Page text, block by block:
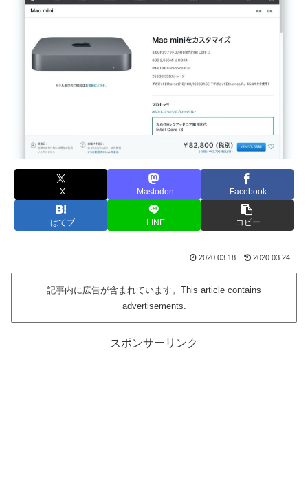
X Mastodon Facebook
はてブ LINE コピー
2020.03.18 2020.03.24
記事内に広告が含まれています。This article contains
advertisements.
スポンサーリンク